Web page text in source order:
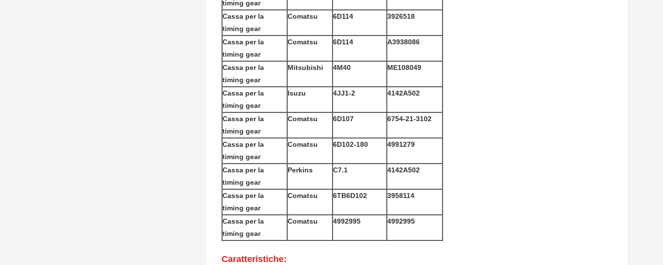
timing gear
Cassa per la
timing gear
Comatsu 6D114 3926518
Cassa per la
timing gear
Comatsu 6D114 A3938086
Cassa per la
timing gear
Mitsubishi 4M40 ME108049
Cassa per la
timing gear
Isuzu 4JJ1-2 4142A502
Cassa per la
timing gear
Comatsu 6D107 6754-21-3102
Cassa per la
timing gear
Comatsu 6D102-180 4991279
Cassa per la
timing gear
Perkins C7.1 4142A502
Cassa per la
timing gear
Comatsu 6TB6D102 3958114
Cassa per la
timing gear
Comatsu 4992995 4992995
Caratteristiche: